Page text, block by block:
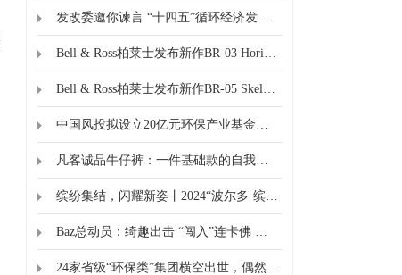
现，获得了最佳女演员奖项。在
当晚举办的第五届新时代国际电
影节金扬花奖·上汽大众帕萨特
团队，谢谢喜欢《破...
发改委邀你谏言 “十四五”循环经济发展热身开始
Bell & Ross柏莱士发布新作BR-03 Horizon限量飞行腕表
Bell & Ross柏莱士发布新作BR-05 Skeleton Arctic Blue
中国风投拟设立20亿元环保产业基金，获中国环保产业协会支持
凡客诚品牛仔裤：一件基础款的自我修养
缤纷集结，闪耀新姿丨2024“波尔多·缤纷100评选”酒单正式揭晓
Baz总动员：绮趣出击 “闯入”连卡佛 呈现缤纷佳礼
24家省级“环保类”集团横空出世，偶然or必然？